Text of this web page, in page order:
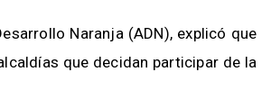
Naranja (ADN), explicó que
que decidan participar de la